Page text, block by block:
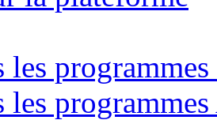
les
les